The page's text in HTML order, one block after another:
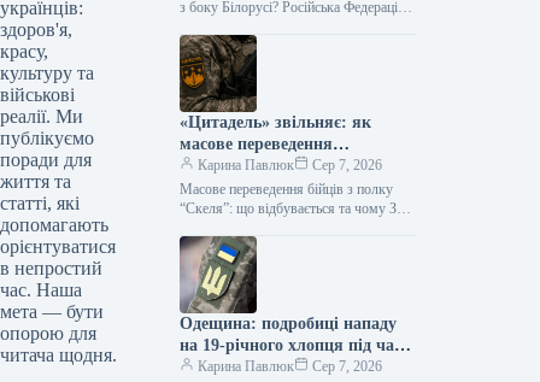
українців:
здоров'я,
красу,
культуру та
військові
реалії. Ми
публікуємо
поради для
життя та
статті, які
допомагають
орієнтуватися
в непростий
час. Наша
мета — бути
опорою для
читача щодня.
з боку Білорусі? Російська Федерація
напрямку наступу, використовуючи
територію…
«Цитадель» звільняє: як
масове переведення
військових змінює фронт
Карина Павлюк
Сер 7, 2026
Масове переведення бійців з полку
“Скеля”: що відбувається та чому З
“Скеля” розпочато переведення
військовослужбовців до…
Одещина: подробиці нападу
на 19-річного хлопця під час
мобілізації, омбудсмен
Карина Павлюк Сер 7, 2026